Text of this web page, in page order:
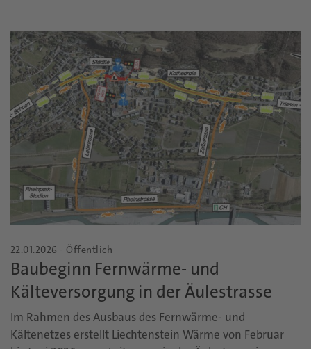
22.01.2026 - Öffentlich
Baubeginn Fernwärme- und
Kälteversorgung in der Äulestrasse
Im Rahmen des Ausbaus des Fernwärme- und
Kältenetzes erstellt Liechtenstein Wärme von Februar